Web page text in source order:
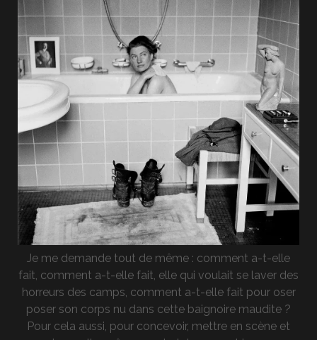
Je me demande tout de même : comment a-t-elle
fait, comment a-t-elle fait, elle qui voulait se laver des
horreurs des camps, comment a-t-elle fait pour oser
poser son corps nu dans cette baignoire maudite ?
Pour cela aussi, pour concevoir, mettre en scène et